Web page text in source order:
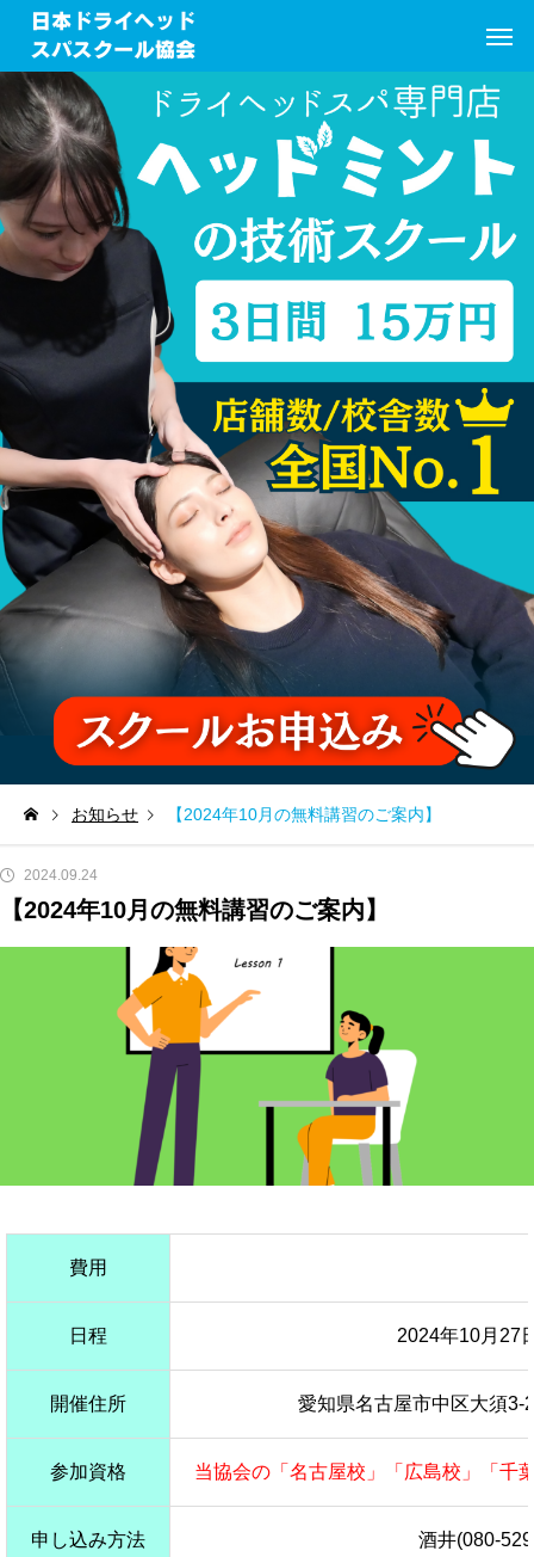
お知らせ 【2024年10月の無料講習のご案内】
2024.09.24
【2024年10月の無料講習のご案内】
費用
日程 2024年10月27
開催住所 愛知県名古屋市中区大須
参加資格 当協会の「名古屋校」「広島校」「千
申し込み方法
酒井(080-